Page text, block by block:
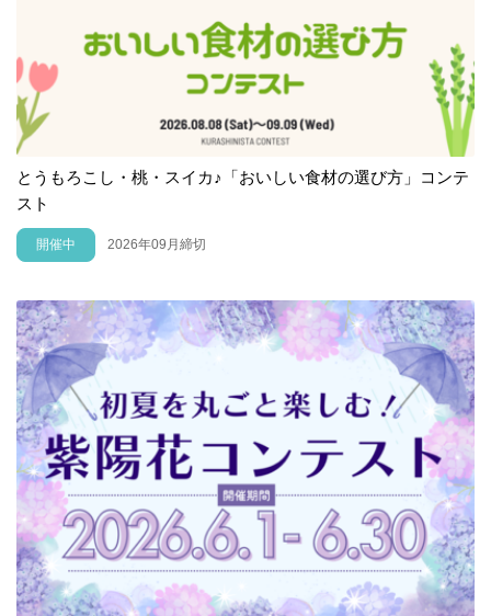
とうもろこし・桃・スイカ♪「おいしい食材の選び方」コンテ
スト
開催中 2026年09月締切